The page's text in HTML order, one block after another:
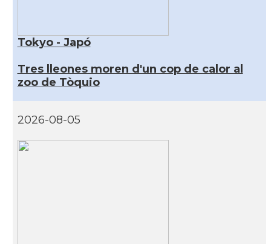
Tokyo - Japó
Tres lleones moren d'un cop de calor al
zoo de Tòquio
2026-08-05